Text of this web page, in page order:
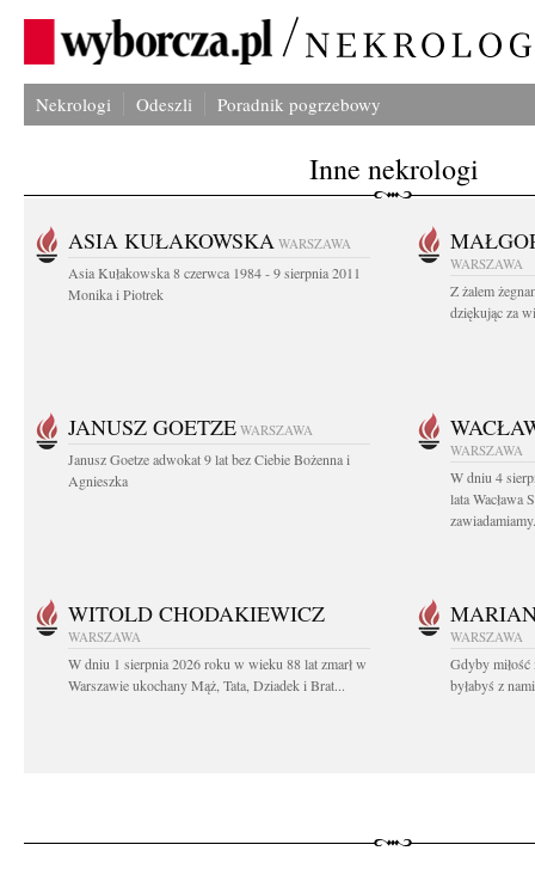
Nekrologi Odeszli Poradnik pogrzebowy
Inne nekrologi
ASIA KUŁAKOWSKA WARSZAWA
Asia Kułakowska 8 czerwca 1984 - 9 sierpnia 2011
Monika i Piotrek
WARSZAWA
Z żalem
dziękując za
JANUSZ GOETZE WARSZAWA
Janusz Goetze adwokat 9 lat bez Ciebie Bożenna i
Agnieszka
WARSZAWA
W dniu 4
lata Wacława
WITOLD CHODAKIEWICZ
WARSZAWA
W dniu 1 sierpnia 2026 roku w wieku 88 lat zmarł w
Warszawie ukochany Mąż, Tata, Dziadek i Brat...
WARSZAWA
Gdyby miłość
byłabyś z